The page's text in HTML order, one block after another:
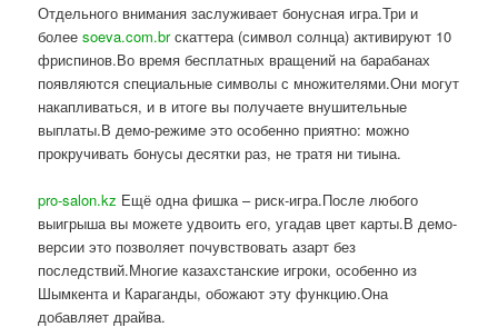
Отдельного внимания заслуживает бонусная игра.Три и
болееsoeva.com.brскаттера (символ солнца) активируют 10
фриспинов.Во время бесплатных вращений на барабанах
появляются специальные символы с множителями.Они могут
накапливаться, и в итоге вы получаете внушительные
выплаты.В демо-режиме это особенно приятно: можно
прокручивать бонусы десятки раз, не тратя ни тиына.
pro-salon.kz Ещё одна фишка – риск-игра.После любого
выигрыша вы можете удвоить его, угадав цвет карты.В демо-
версии это позволяет почувствовать азарт без
последствий.Многие казахстанские игроки, особенно из
Шымкента и Караганды, обожают эту функцию.Она
добавляет драйва.